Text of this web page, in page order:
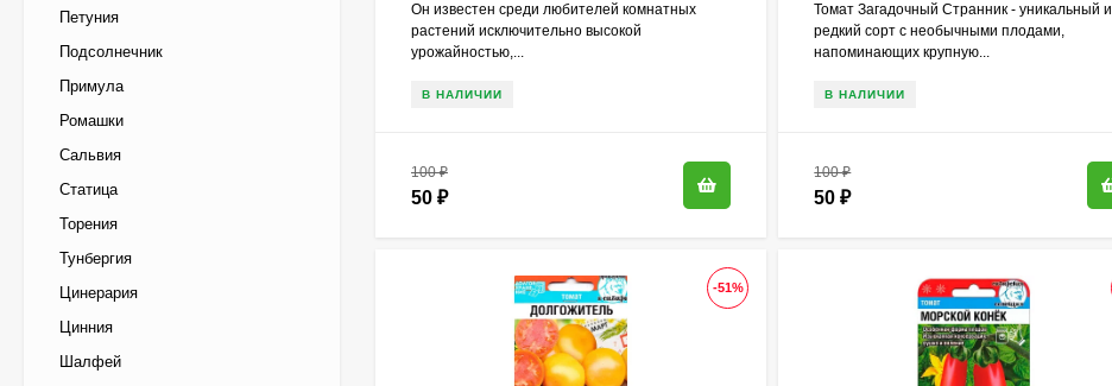
Он известен среди любителей комнатных
растений исключительно высокой
урожайностью,...
В НАЛИЧИИ
100₽
50 ₽
Томат Загадочный Странник - уникальный и
редкий сорт с необычными плодами,
напоминающих крупную...
В НАЛИЧИИ
100₽
50₽
-51%
Петуния
Подсолнечник
Примула
Ромашки
Сальвия
Статица
Торения
Тунбергия
Цинерария
Цинния
Шалфей